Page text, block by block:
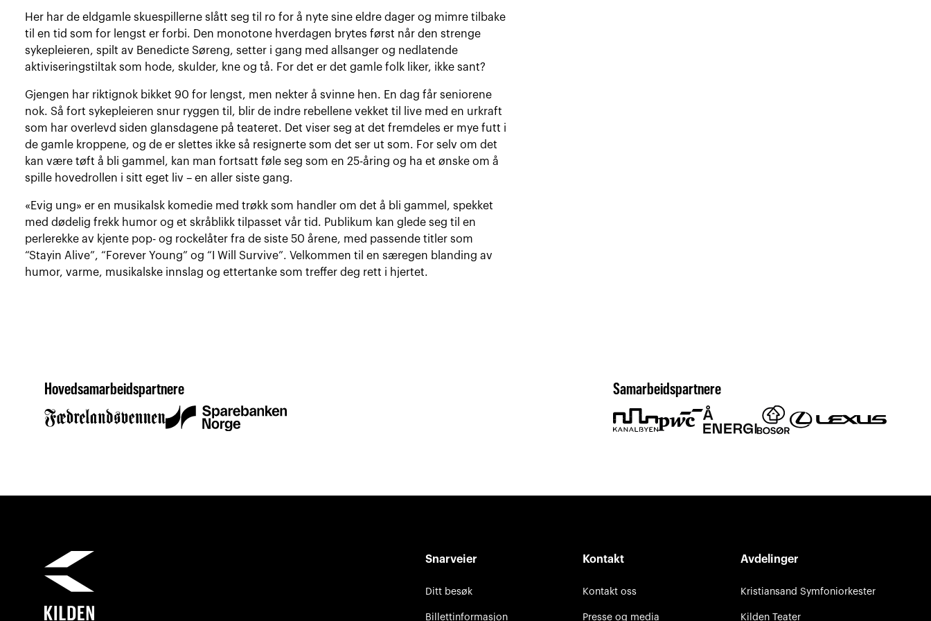
Her har de eldgamle skuespillerne slått seg til ro for å nyte sine eldre dager og mimre tilbake
til en tid som for lengst er forbi. Den monotone hverdagen brytes først når den strenge
sykepleieren, spilt av Benedicte Søreng, setter i gang med allsanger og nedlatende
aktiviseringstiltak som hode, skulder, kne og tå. For det er det gamle folk liker, ikke sant?
Gjengen har riktignok bikket 90 for lengst, men nekter å svinne hen. En dag får seniorene
nok. Så fort sykepleieren snur ryggen til, blir de indre rebellene vekket til live med en urkraft
som har overlevd siden glansdagene på teateret. Det viser seg at det fremdeles er mye futt i
de gamle kroppene, og de er slettes ikke så resignerte som det ser ut som. For selv om det
kan være tøft å bli gammel, kan man fortsatt føle seg som en 25-åring og ha et ønske om å
spille hovedrollen i sitt eget liv – en aller siste gang.
«Evig ung» er en musikalsk komedie med trøkk som handler om det å bli gammel, spekket
med dødelig frekk humor og et skråblikk tilpasset vår tid. Publikum kan glede seg til en
perlerekke av kjente pop- og rockelåter fra de siste 50 årene, med passende titler som
“Stayin Alive”, “Forever Young” og “I Will Survive”. Velkommen til en særegen blanding av
humor, varme, musikalske innslag og ettertanke som treffer deg rett i hjertet.
Hovedsamarbeidspartnere Samarbeidspartnere
Snarveier
Ditt besøk
Billettinformasjon
Kontakt
Kontakt oss
Presse og media
Avdelinger
Kristiansand Symfoniorkester
Kilden Teater